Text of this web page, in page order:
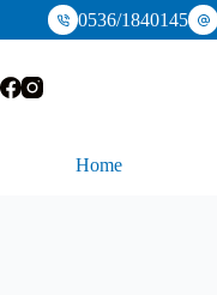
0536/1840145
Home